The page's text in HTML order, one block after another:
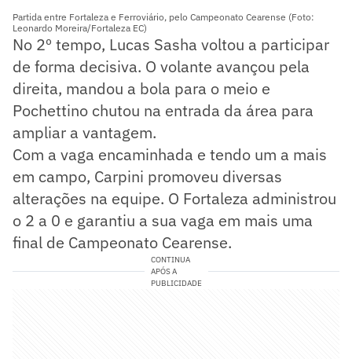
Partida entre Fortaleza e Ferroviário, pelo Campeonato Cearense (Foto:
Leonardo Moreira/Fortaleza EC)
No 2º tempo, Lucas Sasha voltou a participar
de forma decisiva. O volante avançou pela
direita, mandou a bola para o meio e
Pochettino chutou na entrada da área para
ampliar a vantagem.
Com a vaga encaminhada e tendo um a mais
em campo, Carpini promoveu diversas
alterações na equipe. O Fortaleza administrou
o 2 a 0 e garantiu a sua vaga em mais uma
final de Campeonato Cearense.
CONTINUA
APÓS A
PUBLICIDADE